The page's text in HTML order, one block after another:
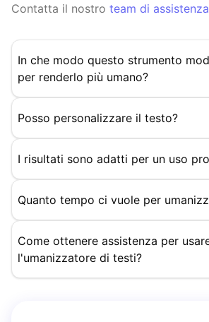
Contatta il nostro team di
In che modo questo strumento
per renderlo più umano?
Posso personalizzare il testo?
I risultati sono adatti per un uso
Quanto tempo ci vuole per
Come ottenere assistenza per
l'umanizzatore di testi?